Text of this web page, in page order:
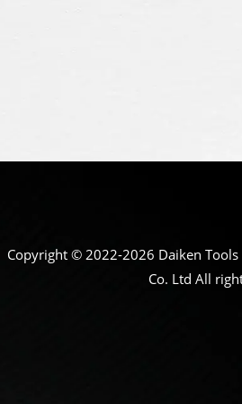
Copyright © 2022-2026 Daiken Tools
Co. Ltd All